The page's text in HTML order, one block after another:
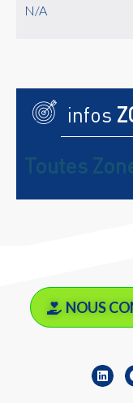
N/A
infos
Toutes
NOUS